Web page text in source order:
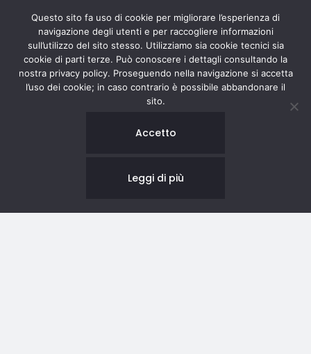
Questo sito fa uso di cookie per migliorare l’esperienza di
navigazione degli utenti e per raccogliere informazioni
sull’utilizzo del sito stesso. Utilizziamo sia cookie tecnici sia
cookie di parti terze. Può conoscere i dettagli consultando la
nostra privacy policy. Proseguendo nella navigazione si accetta
l’uso dei cookie; in caso contrario è possibile abbandonare il
sito.
Accetto
Leggi di più